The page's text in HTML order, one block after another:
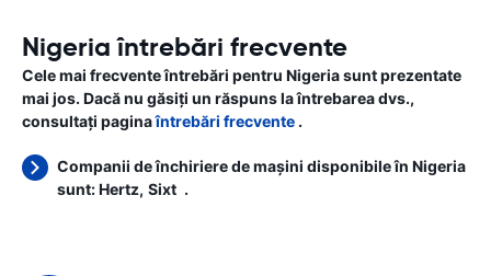
Nigeria întrebări frecvente
Cele mai frecvente întrebări pentru Nigeria sunt prezentate
mai jos. Dacă nu găsiți un răspuns la întrebarea dvs.,
consultați paginaîntrebări frecvente .
Companii de închiriere de mașini disponibile în Nigeria
sunt:Hertz Sixt .